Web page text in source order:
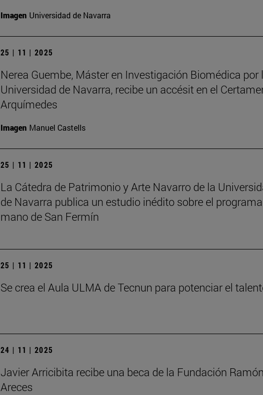
Imagen Universidad de Navarra
25 | 11 | 2025
Nerea Guembe, Máster en Investigación Biomédica por
Universidad de Navarra, recibe un accésit en el
Arquímedes
Imagen Manuel Castells
25 | 11 | 2025
La Cátedra de Patrimonio y Arte Navarro de la
de Navarra publica un estudio inédito sobre el
mano de San Fermín
25 | 11 | 2025
Se crea el Aula ULMA de Tecnun para potenciar el
24 | 11 | 2025
Javier Arricibita recibe una beca de la Fundación
Areces